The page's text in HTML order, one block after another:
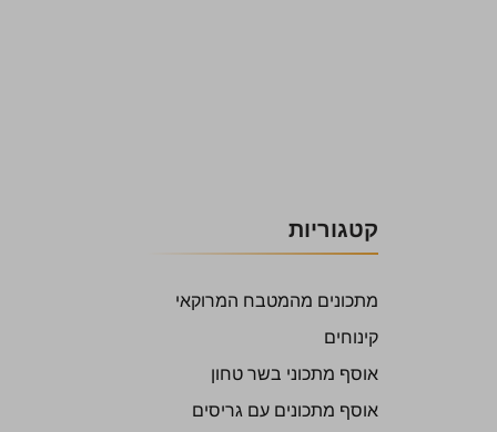
קטגוריות
מתכונים מהמטבח המרוקאי
קינוחים
אוסף מתכוני בשר טחון
אוסף מתכונים עם גריסים